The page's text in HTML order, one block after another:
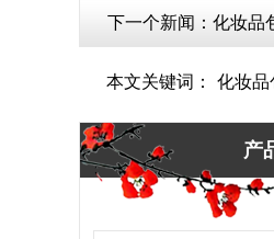
下一个新闻： 化妆品
本文关键词： 化妆品
产